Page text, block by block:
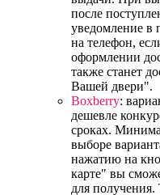
после
уведомление в
на телефон,
оформлении
также станет
Вашей двери".
Boxberry:
дешевле
сроках.
выборе
нажатию на
карте" вы
для